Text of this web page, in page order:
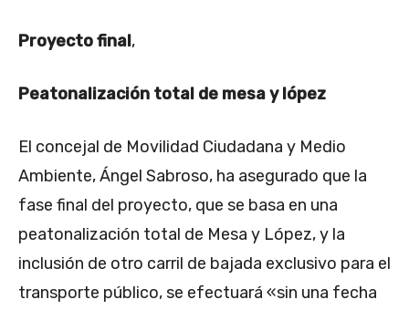
Proyecto final,
Peatonalización total de mesa y lópez
El concejal de Movilidad Ciudadana y Medio
Ambiente, Ángel Sabroso, ha asegurado que la
fase final del proyecto, que se basa en una
peatonalización total de Mesa y López, y la
inclusión de otro carril de bajada exclusivo para el
transporte público, se efectuará «sin una fecha